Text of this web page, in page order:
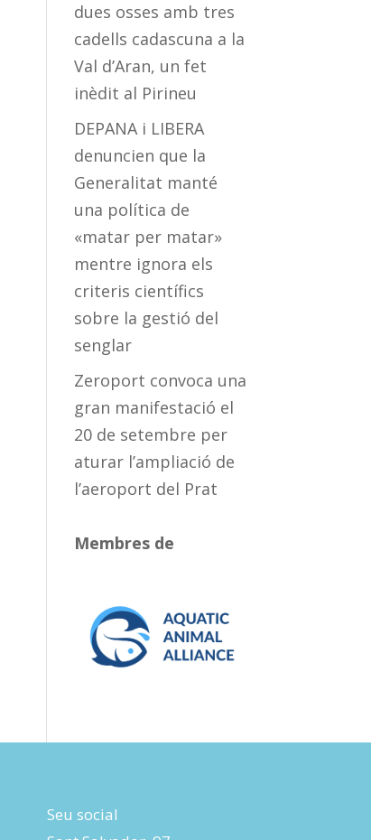
dues osses amb tres
cadells cadascuna a la
Val d’Aran, un fet
inèdit al Pirineu
DEPANA i LIBERA
denuncien que la
Generalitat manté
una política de
«matar per matar»
mentre ignora els
criteris científics
sobre la gestió del
senglar
Zeroport convoca una
gran manifestació el
20 de setembre per
aturar l’ampliació de
l’aeroport del Prat
Membres de
Seu social